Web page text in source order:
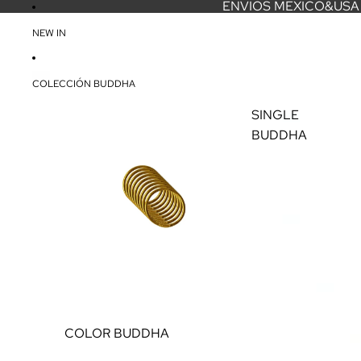
NEW IN
COLECCIÓN BUDDHA
SINGLE
BUDDHA
COLOR BUDDHA
ENVIOS